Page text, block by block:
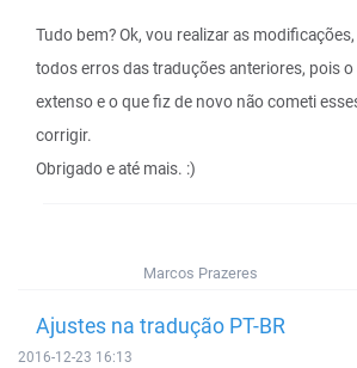
Tudo bem? Ok, vou realizar as
todos erros das traduções anteriores, pois
extenso e o que fiz de novo não cometi
corrigir.
Obrigado e até mais. :)
Marcos Prazeres
Ajustes na tradução PT-BR
2016-12-23 16:13